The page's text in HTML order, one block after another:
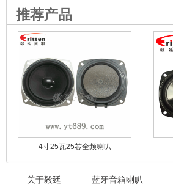
推荐产品
4寸25瓦25芯全频喇叭
关于毅廷 蓝牙音箱喇叭